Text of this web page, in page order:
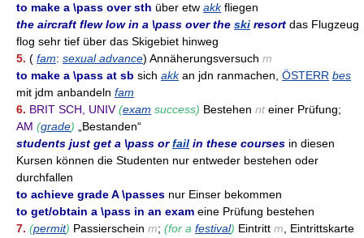
to make a \pass over sth über etw akkfliegen
the aircraft flew low in a \pass over the ski resort das Flugzeug
flog sehr tief über das Skigebiet hinweg
5. ( fam: sexual advance) Annäherungsversuch m
to make a \pass at sb sich akkan jdn ranmachen, ÖSTERR bes
mit jdm anbandeln fam
6. BRIT SCH, UNIV (exam success) Bestehen nt einer Prüfung;
AM (grade) „Bestanden“
students just get a \pass orfail in these courses in diesen
Kursen können die Studenten nur entweder bestehen oder
durchfallen
to achieve grade A \passes nur Einser bekommen
to get/obtain a \pass in an exam eine Prüfung bestehen
7. (permit) Passierschein m; (for a festival) Eintritt m , Eintrittskarte